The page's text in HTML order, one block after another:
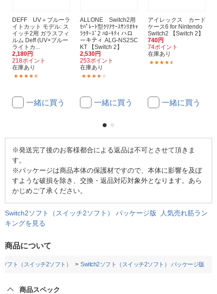
DEFF UV＋ブルーラ
イトカット モデル: ス
イッチ2用 ガラスフィ
ルム Deff (UV+ブルー
ライトカ...
2,180円
218ポイント
在庫あり
一緒に買う
ALLONE Switch2用
ｾﾊﾟﾚｰﾄ型ｸﾘｱｹｰｽｻﾝﾘｵｷｬ
ﾗｸﾀｰｽﾞ2 ﾊﾛｰｷﾃｨ ハロ
ーキティ ALG-NS2SC
KT 【Switch 2】
2,530円
253ポイント
在庫あり
一緒に買う
アイレックス カード
ケース6 for Nintendo
Switch2 【Switch 2】
740円
74ポイント
在庫あり
一緒に買う
※発送完了後のお客様都合による返品は不可とさせて頂きま
す。
※パッケージは商品本体の保護材ですので、本体に影響を及ぼ
すような破損を除き、交換・返品対応対象外となります。あら
かじめご了承ください。
Switch2ソフト（スイッチ2ソフト） パッケージ版 人気売れ筋ラン
キングを見る
商品について
フト（スイッチ2ソフト） Switch2ソフト（スイッチ2ソフト） パッケージ版
商品スペック